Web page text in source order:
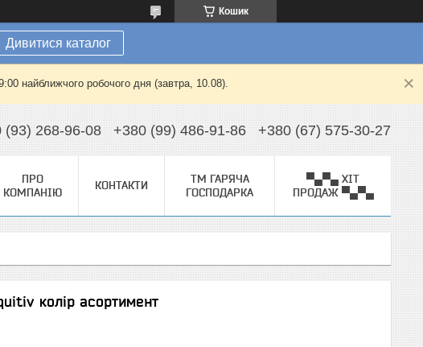
Кошик
Дивитися каталог
найближчого робочого дня (завтра, 10.08).
(93) 268-96-08 +380 (99) 486-91-86 +380 (67) 575-30-27
ПРО
КОМПАНІЮ
КОНТАКТИ
ТМ ГАРЯЧА
ГОСПОДАРКА
▀▄▀▄ ХІТ
ПРОДАЖ ▀▄▀▄
колір асортимент